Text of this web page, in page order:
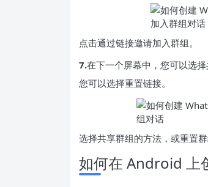
点击通过链接邀请加入群组。
7.在下一个屏幕中，您可以选
您可以选择重置链接。
选择共享群组的方法，或重置群
如何在 Android 上